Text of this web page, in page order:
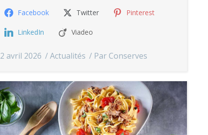
Facebook Twitter Pinterest
LinkedIn Viadeo
2 avril 2026 Actualités Par Conserves